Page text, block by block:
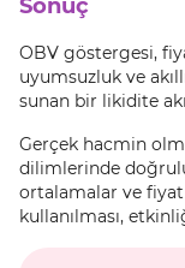
Sonuç
OBV göstergesi,
uyumsuzluk ve
sunan bir likidite
Gerçek hacmin
dilimlerinde
ortalamalar ve
kullanılması,